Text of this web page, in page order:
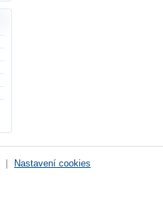
Nastavení cookies